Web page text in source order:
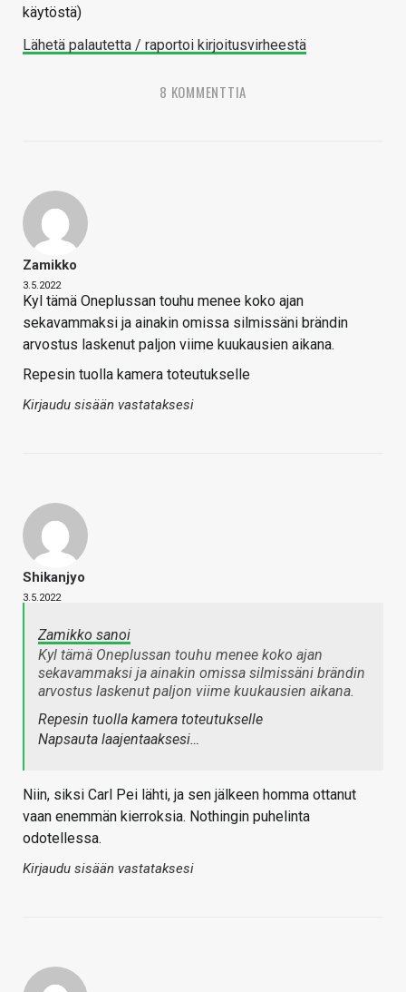
käytöstä)
Lähetä palautetta / raportoi kirjoitusvirheestä
8 KOMMENTTIA
Zamikko
3.5.2022
Kyl tämä Oneplussan touhu menee koko ajan
sekavammaksi ja ainakin omissa silmissäni brändin
arvostus laskenut paljon viime kuukausien aikana.
Repesin tuolla kamera toteutukselle
Kirjaudu sisään vastataksesi
Shikanjyo
3.5.2022
Zamikko sanoi
Kyl tämä Oneplussan touhu menee koko ajan
sekavammaksi ja ainakin omissa silmissäni brändin
arvostus laskenut paljon viime kuukausien aikana.
Repesin tuolla kamera toteutukselle
Napsauta laajentaaksesi…
Niin, siksi Carl Pei lähti, ja sen jälkeen homma ottanut
vaan enemmän kierroksia. Nothingin puhelinta
odotellessa.
Kirjaudu sisään vastataksesi